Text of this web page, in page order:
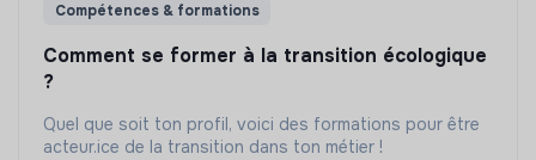
Compétences & formations
Comment se former à la transition écologique
?
Quel que soit ton profil, voici des formations pour être
acteur.ice de la transition dans ton métier !